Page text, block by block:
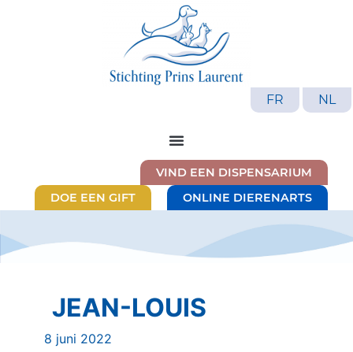
FR NL
VIND EEN DISPENSARIUM
DOE EEN GIFT
ONLINE DIERENARTS
JEAN-LOUIS
8 juni 2022